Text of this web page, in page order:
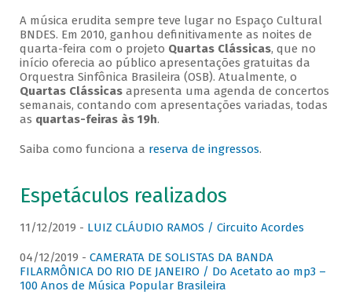
A música erudita sempre teve lugar no Espaço Cultural
BNDES. Em 2010, ganhou definitivamente as noites de
quarta-feira com o projeto Quartas Clássicas, que no
início oferecia ao público apresentações gratuitas da
Orquestra Sinfônica Brasileira (OSB). Atualmente, o
Quartas Clássicasapresenta uma agenda de concertos
semanais, contando com apresentações variadas, todas
as quartas-feiras às 19h.
Saiba como funciona a reserva de ingressos.
Espetáculos realizados
11/12/2019 - LUIZ CLÁUDIO RAMOS / Circuito Acordes
04/12/2019 - CAMERATA DE SOLISTAS DA BANDA
FILARMÔNICA DO RIO DE JANEIRO / Do Acetato ao mp3 –
100 Anos de Música Popular Brasileira